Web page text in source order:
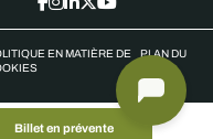
Billet en prévente
EN MATIÈRE DE PLAN DU